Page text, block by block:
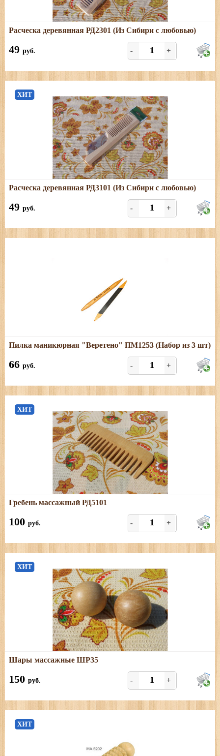
Подробнее
Размеры: длина - 19,5 см; ширина - 4,5 см
Расческа деревянная РД2301 (Из Сибири с любовью)
49 руб. - +
ХИТ
Подробнее
Размеры: длина - 19,5 см, ширина - 4,5 см
Расческа деревянная РД3101 (Из Сибири с любовью)
49 руб. - +
Подробнее
Размеры: длина 12,5 см; ширина - 1 см. Цена указана за
Пилка маникюрная "Веретено" ПМ1253 (Набор из 3 шт)
66 руб. - +
ХИТ
Подробнее
Размеры: длина - 13,5 см, ширина - 5 см. Березовый
гребешок (без надписей)
Гребень массажный РД5101
100 руб. - +
ХИТ
Подробнее
Шары массажные ШР35
150 руб. - +
ХИТ